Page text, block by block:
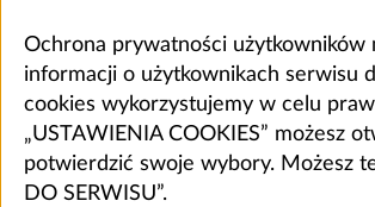
Ochrona prywatności użytkowników
informacji o użytkownikach serwisu
cookies wykorzystujemy w celu
„USTAWIENIA COOKIES” możesz
potwierdzić swoje wybory. Możesz
DO SERWISU”.